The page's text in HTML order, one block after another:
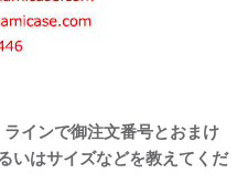
インで御注文番号とおまけ
いはサイズなどを教えてくだ